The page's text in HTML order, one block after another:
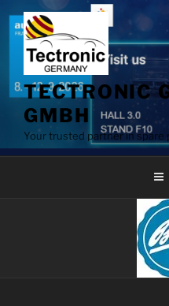
content
TECTRONIC
GMBH
Your trusted partner in spare